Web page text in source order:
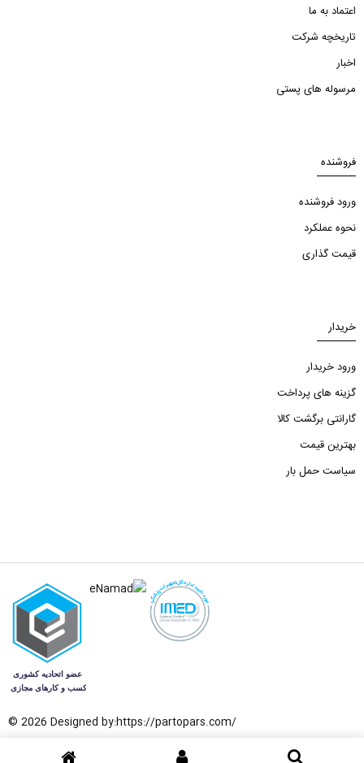
اعتماد به ما
تاریخچه شرکت
اخبار
مرسوله های پستی
فروشنده
ورود فروشنده
نحوه عملکرد
قیمت گذاری
خریدار
ورود خریدار
گزینه های پرداخت
گارانتی برگشت کالا
بهترین قیمت
سیاست حمل بار
© 2026 Designed by:https://partopars.com/